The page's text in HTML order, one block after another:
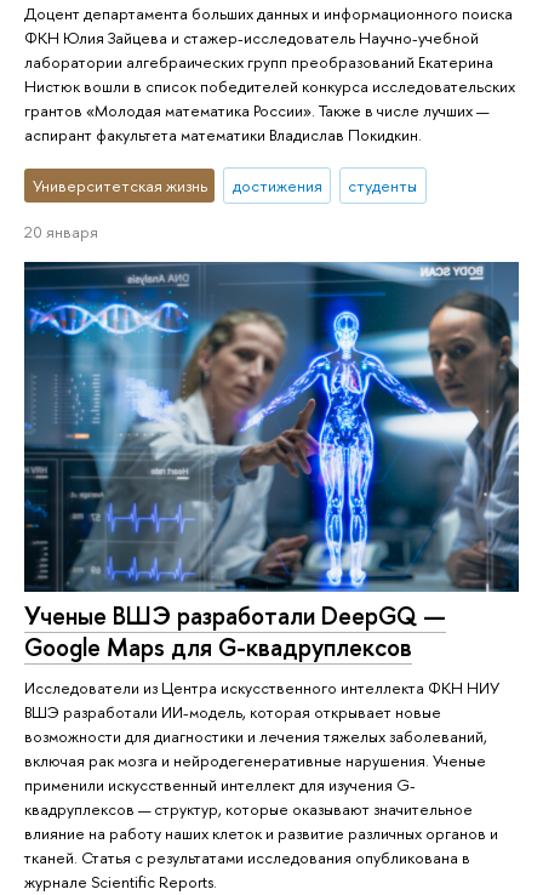
Доцент департамента больших данных и информационного поиска
ФКН Юлия Зайцева и стажер-исследователь Научно-учебной
лаборатории алгебраических групп преобразований Екатерина
Нистюк вошли в список победителей конкурса исследовательских
грантов «Молодая математика России». Также в числе лучших —
аспирант факультета математики Владислав Покидкин.
Университетская жизнь достижения студенты
20 января
Ученые ВШЭ разработали DeepGQ —
Google Maps для G-квадруплексов
Исследователи из Центра искусственного интеллекта ФКН НИУ
ВШЭ разработали ИИ-модель, которая открывает новые
возможности для диагностики и лечения тяжелых заболеваний,
включая рак мозга и нейродегенеративные нарушения. Ученые
применили искусственный интеллект для изучения G-
квадруплексов — структур, которые оказывают значительное
влияние на работу наших клеток и развитие различных органов и
тканей. Статья с результатами исследования опубликована в
журнале Scientific Reports.